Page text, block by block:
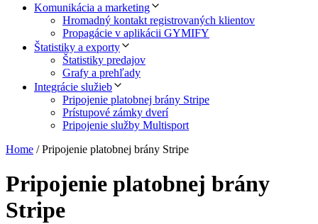
Komunikácia a marketing
Hromadný kontakt registrovaných klientov
Propagácie v aplikácii GYMIFY
Štatistiky a exporty
Štatistiky predajov
Grafy a prehľady
Integrácie služieb
Pripojenie platobnej brány Stripe
Prístupové zámky dverí
Pripojenie služby Multisport
Home /Pripojenie platobnej brány Stripe
Pripojenie platobnej brány
Stripe